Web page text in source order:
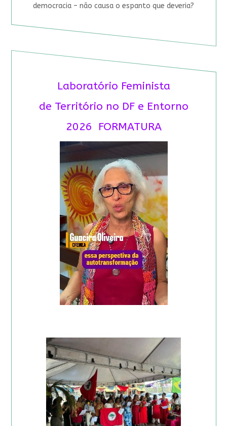
democracia – não causa o espanto que deveria?
Laboratório Feminista
de Território no DF e Entorno
2026 FORMATURA